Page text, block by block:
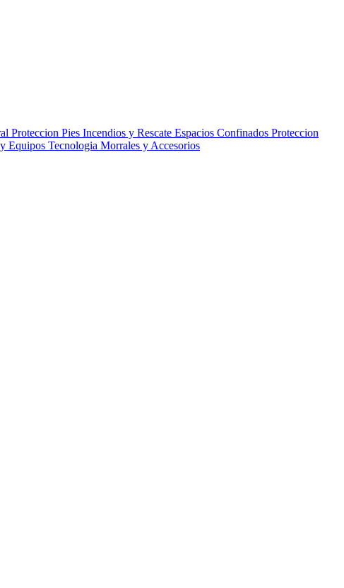
Proteccion Pies Incendios y Rescate Espacios Confinados Proteccion
Equipos Tecnologia Morrales y Accesorios